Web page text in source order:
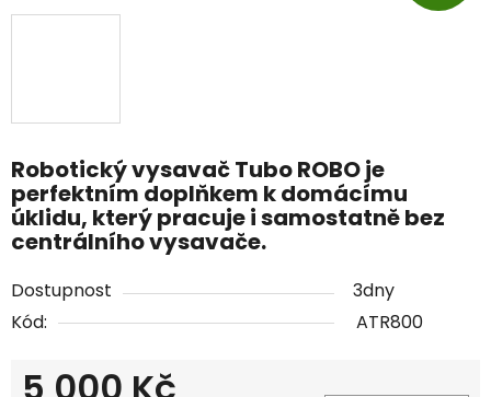
Robotický vysavač Tubo ROBO je
perfektním doplňkem k domácímu
úklidu, který pracuje i samostatně bez
centrálního vysavače.
Dostupnost
3dny
Kód:
ATR800